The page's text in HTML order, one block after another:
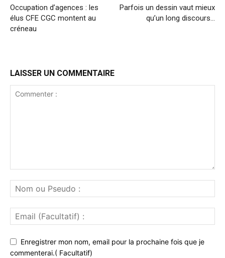
Occupation d’agences : les
élus CFE CGC montent au
créneau
Parfois un dessin vaut mieux
qu’un long discours…
LAISSER UN COMMENTAIRE
Enregistrer mon nom, email pour la prochaine fois que je
commenterai.( Facultatif)